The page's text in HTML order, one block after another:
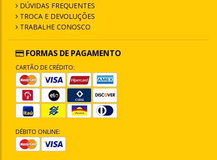
DÚVIDAS FREQUENTES
TROCA E DEVOLUÇÕES
TRABALHE CONOSCO
FORMAS DE PAGAMENTO
CARTÃO DE CRÉDITO:
DÉBITO ONLINE: